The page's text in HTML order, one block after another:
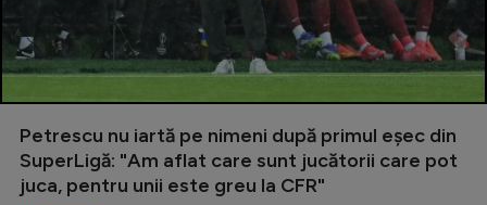
JO 2026
Intră în cont
Petrescu nu iartă pe nimeni după primul eșec din
SuperLigă: "Am aflat care sunt jucătorii care pot
juca, pentru unii este greu la CFR"